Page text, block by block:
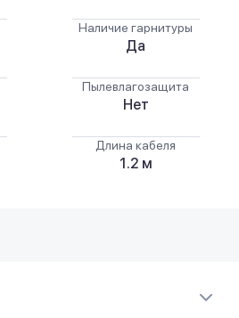
Наличие гарнитуры
Да
Пылевлагозащита
Нет
Длина кабеля
1.2 м